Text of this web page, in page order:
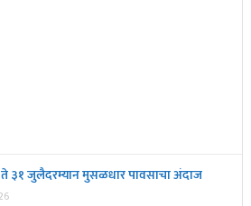
ते ३१ जुलैदरम्यान मुसळधार पावसाचा अंदाज